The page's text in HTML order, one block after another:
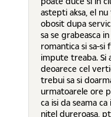
astepti aksa, el
obosit dupa
sa se grabeasca
romantica si sa-si
impute treaba. Si
deoarece cel
trebui sa si
urmatoarele ore
ca isi da seama
nitel dureroasa,